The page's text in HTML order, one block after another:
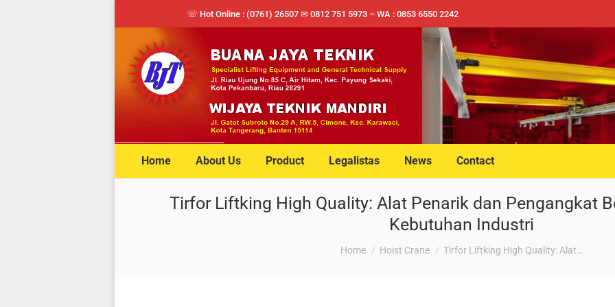
☏ Hot Online : (0761) 26507 ✉ 0812 751 5973 – WA : 0853 6550 2242
Home About Us Product Legalistas News Contact
Tirfor Liftking High Quality: Alat Penarik dan Pengangkat
Kebutuhan Industri
Home Hoist Crane Tirfor Liftking High Quality: Alat…